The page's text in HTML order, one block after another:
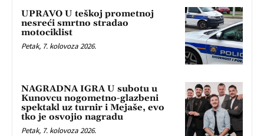
UPRAVO U teškoj prometnoj
nesreći smrtno stradao
motociklist
Petak, 7. kolovoza 2026.
NAGRADNA IGRA U subotu u
Kunovcu nogometno-glazbeni
spektakl uz turnir i Mejaše, evo
tko je osvojio nagradu
Petak, 7. kolovoza 2026.